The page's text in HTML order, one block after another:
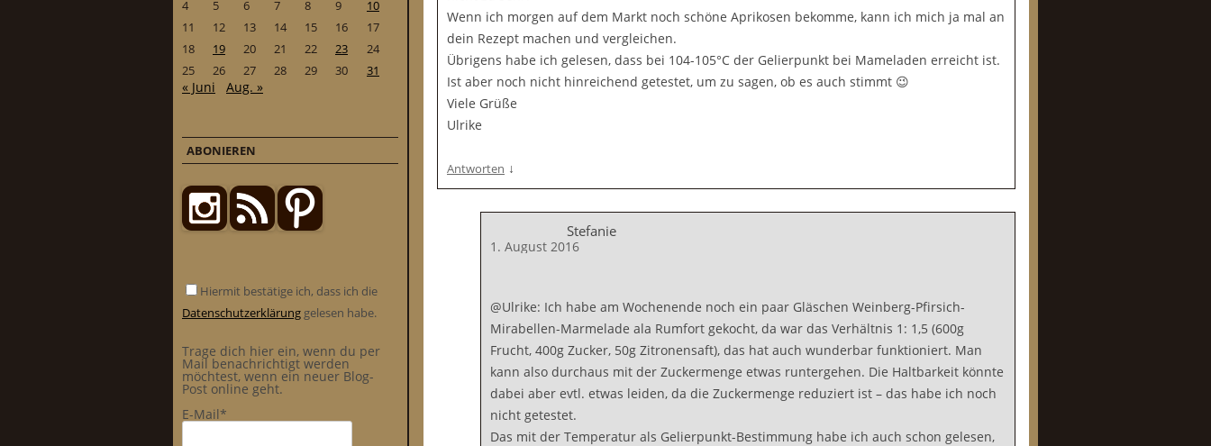
Wenn ich morgen auf dem Markt noch schöne Aprikosen bekomme, kann ich mich ja mal an
dein Rezept machen und vergleichen.
Übrigens habe ich gelesen, dass bei 104-105°C der Gelierpunkt bei Mameladen erreicht ist.
Ist aber noch nicht hinreichend getestet, um zu sagen, ob es auch stimmt 😉
Viele Grüße
Ulrike
Antworten ↓
Stefanie
1. August 2016
@Ulrike: Ich habe am Wochenende noch ein paar Gläschen Weinberg-Pfirsich-
Mirabellen-Marmelade ala Rumfort gekocht, da war das Verhältnis 1: 1,5 (600g
Frucht, 400g Zucker, 50g Zitronensaft), das hat auch wunderbar funktioniert. Man
kann also durchaus mit der Zuckermenge etwas runtergehen. Die Haltbarkeit könnte
dabei aber evtl. etwas leiden, da die Zuckermenge reduziert ist – das habe ich noch
nicht getestet.
Das mit der Temperatur als Gelierpunkt-Bestimmung habe ich auch schon gelesen,
4
5 6 7 8 9
10
11
12 13 14 15 16
17
18
19 20 21 22 23
24
25
26 27 28 29 30 31
« Juni Aug. »
ABONIEREN
Hiermit bestätige ich, dass ich die
Datenschutzerklärung gelesen habe.
Trage dich hier ein, wenn du per
Mail benachrichtigt werden
möchtest, wenn ein neuer Blog-
Post online geht.
E-Mail*